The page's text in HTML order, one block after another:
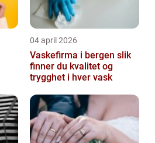
04 april 2026
Vaskefirma i bergen slik
finner du kvalitet og
trygghet i hver vask